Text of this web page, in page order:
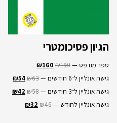
הגיון פסיכומטרי
ספר מודפס — ₪190
₪160
גישה אונליין ל־6 חודשים —
₪63
₪54
גישה אונליין ל־3 חודשים —
₪58
₪42
גישה אונליין לחודש —
₪46
₪32